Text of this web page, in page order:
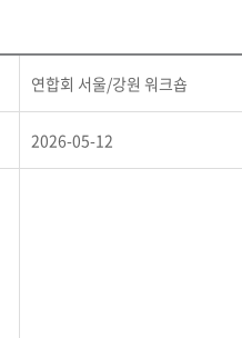
연합회 서울/강원 워크숍
2026-05-12